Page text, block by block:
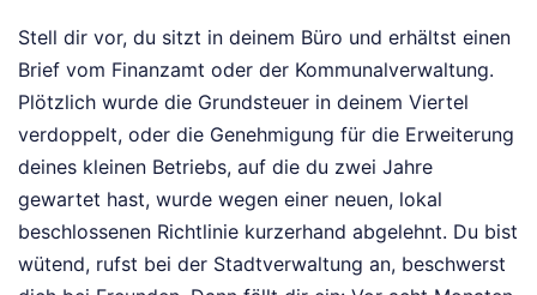
Stell dir vor, du sitzt in deinem Büro und erhältst einen
Brief vom Finanzamt oder der Kommunalverwaltung.
Plötzlich wurde die Grundsteuer in deinem Viertel
verdoppelt, oder die Genehmigung für die Erweiterung
deines kleinen Betriebs, auf die du zwei Jahre
gewartet hast, wurde wegen einer neuen, lokal
beschlossenen Richtlinie kurzerhand abgelehnt. Du bist
wütend, rufst bei der Stadtverwaltung an, beschwerst